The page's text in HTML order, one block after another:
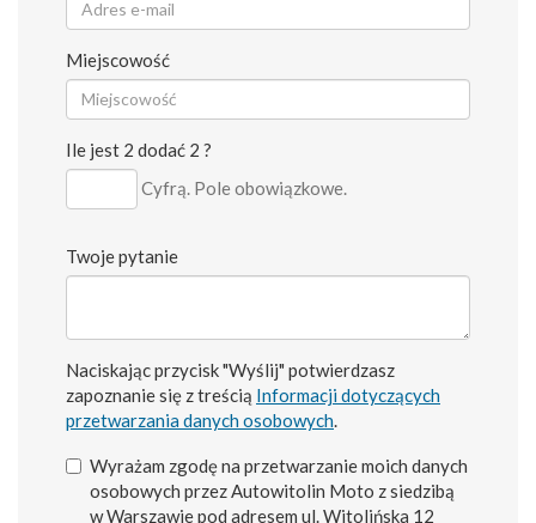
Miejscowość
Ile jest 2 dodać 2 ?
Cyfrą. Pole obowiązkowe.
Twoje pytanie
Naciskając przycisk "Wyślij" potwierdzasz
zapoznanie się z treścią Informacji dotyczących
przetwarzania danych osobowych.
Wyrażam zgodę na przetwarzanie moich danych
osobowych przez Autowitolin Moto z siedzibą
w Warszawie pod adresem ul. Witolińska 12